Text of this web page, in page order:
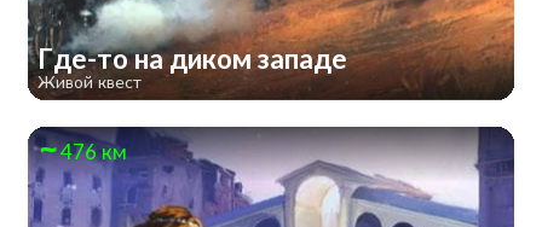
Где-то на диком западе
Живой квест
476 км